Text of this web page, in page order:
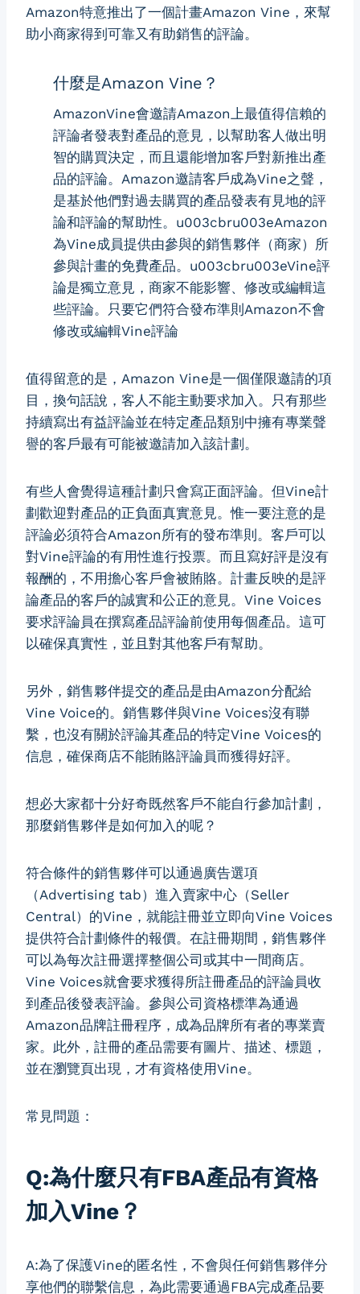
Amazon特意推出了一個計畫Amazon Vine，來幫
助小商家得到可靠又有助銷售的評論。
什麼是Amazon Vine？
AmazonVine會邀請Amazon上最值得信賴的
評論者發表對產品的意見，以幫助客人做出明
智的購買決定，而且還能增加客戶對新推出產
品的評論。Amazon邀請客戶成為Vine之聲，
是基於他們對過去購買的產品發表有見地的評
論和評論的幫助性。u003cbru003eAmazon
為Vine成員提供由參與的銷售夥伴（商家）所
參與計畫的免費產品。u003cbru003eVine評
論是獨立意見，商家不能影響、修改或編輯這
些評論。只要它們符合發布準則Amazon不會
修改或編輯Vine評論
值得留意的是，Amazon Vine是一個僅限邀請的項
目，換句話說，客人不能主動要求加入。只有那些
持續寫出有益評論並在特定產品類別中擁有專業聲
譽的客戶最有可能被邀請加入該計劃。
有些人會覺得這種計劃只會寫正面評論。但Vine計
劃歡迎對產品的正負面真實意見。惟一要注意的是
評論必須符合Amazon所有的發布準則。客戶可以
對Vine評論的有用性進行投票。而且寫好評是沒有
報酬的，不用擔心客戶會被賄賂。計畫反映的是評
論產品的客戶的誠實和公正的意見。Vine Voices
要求評論員在撰寫產品評論前使用每個產品。這可
以確保真實性，並且對其他客戶有幫助。
另外，銷售夥伴提交的產品是由Amazon分配給
Vine Voice的。銷售夥伴與Vine Voices沒有聯
繫，也沒有關於評論其產品的特定Vine Voices的
信息，確保商店不能賄賂評論員而獲得好評。
想必大家都十分好奇既然客戶不能自行參加計劃，
那麼銷售夥伴是如何加入的呢？
符合條件的銷售夥伴可以通過廣告選項
（Advertising tab）進入賣家中心（Seller
Central）的Vine，就能註冊並立即向Vine Voices
提供符合計劃條件的報價。在註冊期間，銷售夥伴
可以為每次註冊選擇整個公司或其中一間商店。
Vine Voices就會要求獲得所註冊產品的評論員收
到產品後發表評論。參與公司資格標準為通過
Amazon品牌註冊程序，成為品牌所有者的專業賣
家。此外，註冊的產品需要有圖片、描述、標題，
並在瀏覽頁出現，才有資格使用Vine。
常見問題：
Q:為什麼只有FBA產品有資格
加入Vine？
A:為了保護Vine的匿名性，不會與任何銷售夥伴分
享他們的聯繫信息，為此需要通過FBA完成產品要